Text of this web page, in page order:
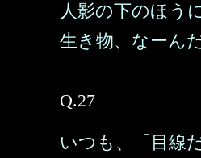
人影の下のほう
生き物、なーん
Q.27
いつも、「目線